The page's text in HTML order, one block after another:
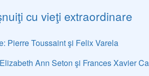
cu vieţi extraordinare
Pierre Toussaint şi Felix Varela
Ann Seton şi Frances Xavier